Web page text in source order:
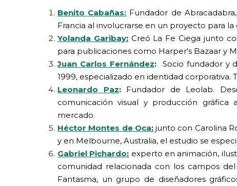
Benito Cabañas: Fundador de
Francia al involucrarse en un proyecto para
Yolanda Garibay:Creó La Fe Ciega junto
para publicaciones como Harper's Bazaar y
Juan Carlos Fernández:
Socio fundador y
1999, especializado en identidad corporativa.
Leonardo Paz:
Fundador de Leolab.
comunicación visual y producción
mercado.
Héctor Montes de Oca: junto con Carolina
y en Melbourne, Australia, el estudio se
Gabriel Pichardo: experto en animación,
comunidad relacionada con los campos
Fantasma, un grupo de diseñadores